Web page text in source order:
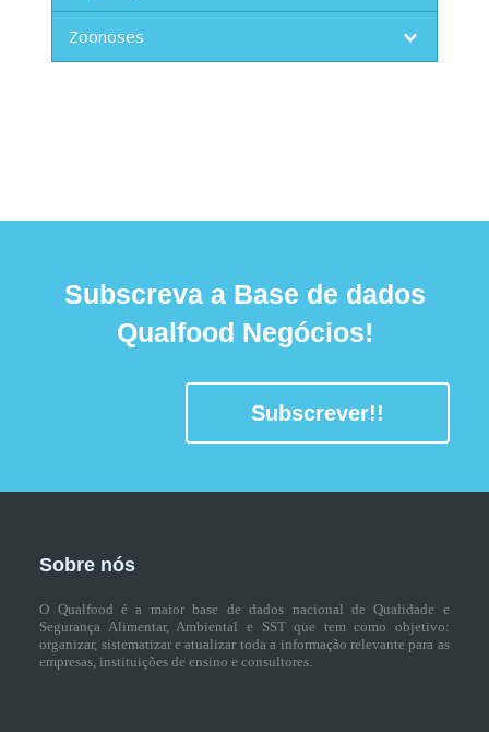
Zoonoses
Subscreva a Base de dados
Qualfood Negócios!
Subscrever!!
Sobre nós
O Qualfood é a maior base de dados nacional de Qualidade e
Segurança Alimentar, Ambiental e SST que tem como objetivo:
organizar, sistematizar e atualizar toda a informação relevante para as
empresas, instituições de ensino e consultores.